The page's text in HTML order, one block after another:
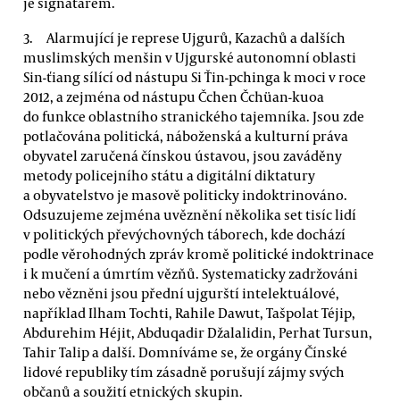
Alarmující je represe Ujgurů, Kazachů a dalších
muslimských menšin v Ujgurské autonomní oblasti
Sin-ťiang sílící od nástupu Si Ťin-pchinga k moci v roce
2012, a zejména od nástupu Čchen Čchüan-kuoa
do funkce oblastního stranického tajemníka. Jsou zde
potlačována politická, náboženská a kulturní práva
obyvatel zaručená čínskou ústavou, jsou zaváděny
metody policejního státu a digitální diktatury
a obyvatelstvo je masově politicky indoktrinováno.
Odsuzujeme zejména uvěznění několika set tisíc lidí
v politických převýchovných táborech, kde dochází
podle věrohodných zpráv kromě politické indoktrinace
i k mučení a úmrtím vězňů. Systematicky zadržováni
nebo vězněni jsou přední ujgurští intelektuálové,
například Ilham Tochti, Rahile Dawut, Tašpolat Téjip,
Abdurehim Héjit, Abduqadir Džalalidin, Perhat Tursun,
Tahir Talip a další. Domníváme se, že orgány Čínské
lidové republiky tím zásadně porušují zájmy svých
občanů a soužití etnických skupin.